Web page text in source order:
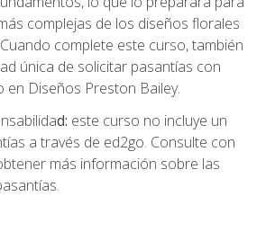
complejas de los diseños florales
complete este curso, también
única de solicitar pasantías con
en Diseños Preston Bailey.
d: este curso no incluye un
a través de ed2go. Consulte con
más información sobre las